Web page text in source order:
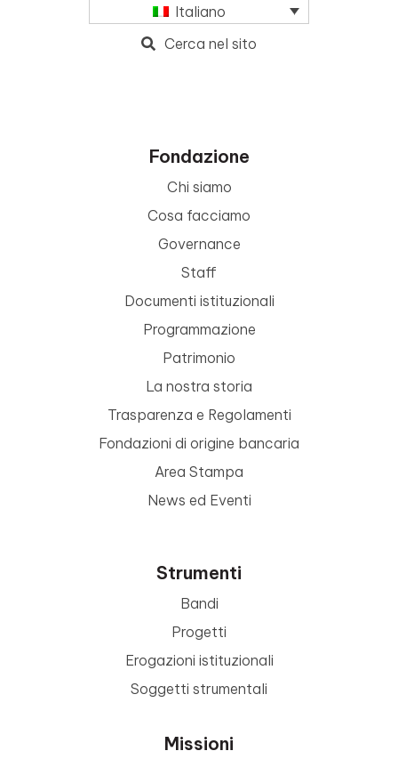
Italiano
Cerca nel sito
Fondazione
Chi siamo
Cosa facciamo
Governance
Staff
Documenti istituzionali
Programmazione
Patrimonio
La nostra storia
Trasparenza e Regolamenti
Fondazioni di origine bancaria
Area Stampa
News ed Eventi
Strumenti
Bandi
Progetti
Erogazioni istituzionali
Soggetti strumentali
Missioni